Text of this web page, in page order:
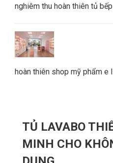
nghiêm thu hoàn thiên tủ
hoàn thiên shop mỹ phẩm e
TỦ LAVABO
MINH CHO